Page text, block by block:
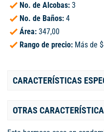
No. de Alcobas: 3
No. de Baños: 4
Área: 347,00
Rango de precio: Más de
CARACTERÍSTICAS
OTRAS